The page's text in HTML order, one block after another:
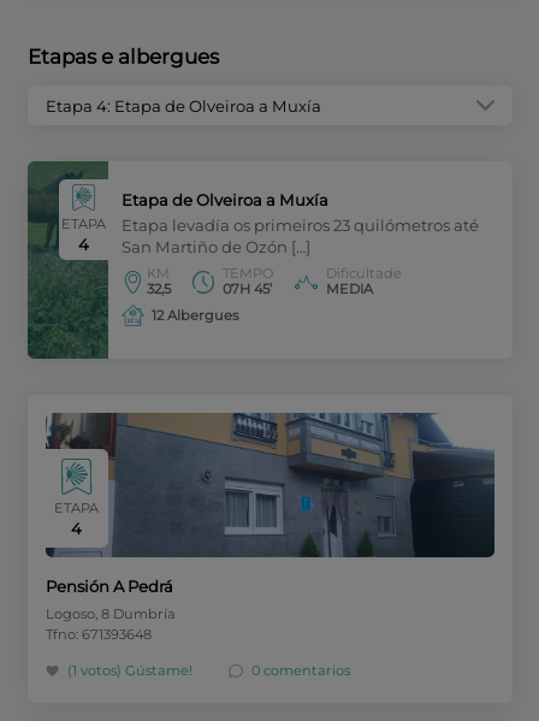
Etapas e albergues
Etapa 4: Etapa de Olveiroa a Muxía
ETAPA
4
Etapa de Olveiroa a Muxía
Etapa levadía os primeiros 23 quilómetros até
San Martiño de Ozón […]
KM
32,5
TEMPO
07H 45’
Dificultade
MEDIA
12 Albergues
ETAPA
4
Pensión A Pedrá
Logoso, 8 Dumbría
Tfno: 671393648
(1 votos)Gústame! 0 comentarios